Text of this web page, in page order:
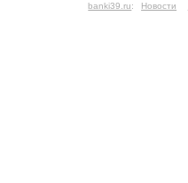
banki39.ru: Новости